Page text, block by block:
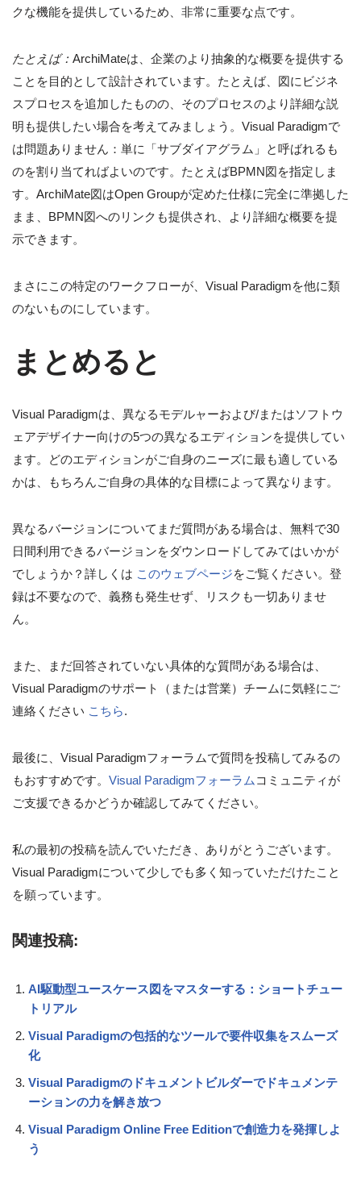
クな機能を提供しているため、非常に重要な点です。
たとえば： ArchiMateは、企業のより抽象的な概要を提供する
ことを目的として設計されています。たとえば、図にビジネ
スプロセスを追加したものの、そのプロセスのより詳細な説
明も提供したい場合を考えてみましょう。Visual Paradigmで
は問題ありません：単に「サブダイアグラム」と呼ばれるも
のを割り当てればよいのです。たとえばBPMN図を指定しま
す。ArchiMate図はOpen Groupが定めた仕様に完全に準拠した
まま、BPMN図へのリンクも提供され、より詳細な概要を提
示できます。
まさにこの特定のワークフローが、Visual Paradigmを他に類
のないものにしています。
まとめると
Visual Paradigmは、異なるモデルャーおよび/またはソフトウ
ェアデザイナー向けの5つの異なるエディションを提供してい
ます。どのエディションがご自身のニーズに最も適している
かは、もちろんご自身の具体的な目標によって異なります。
異なるバージョンについてまだ質問がある場合は、無料で30
日間利用できるバージョンをダウンロードしてみてはいかが
でしょうか？詳しくは このウェブページをご覧ください。登
録は不要なので、義務も発生せず、リスクも一切ありませ
ん。
また、まだ回答されていない具体的な質問がある場合は、
Visual Paradigmのサポート（または営業）チームに気軽にご
連絡ください こちら.
最後に、Visual Paradigmフォーラムで質問を投稿してみるの
もおすすめです。 Visual Paradigmフォーラム コミュニティが
ご支援できるかどうか確認してみてください。
私の最初の投稿を読んでいただき、ありがとうございます。
Visual Paradigmについて少しでも多く知っていただけたこと
を願っています。
関連投稿:
AI駆動型ユースケース図をマスターする：ショートチュー
トリアル
Visual Paradigmの包括的なツールで要件収集をスムーズ
化
Visual Paradigmのドキュメントビルダーでドキュメンテ
ーションの力を解き放つ
Visual Paradigm Online Free Editionで創造力を発揮しよ
う